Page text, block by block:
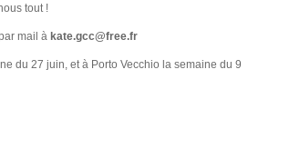
tout !
mail à kate.gcc@free.fr
du 27 juin, et à Porto Vecchio la semaine du 9